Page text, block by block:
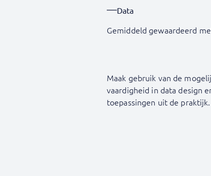
Data
Gemiddeld gewaardeerd
Maak gebruik van de
vaardigheid in data design
toepassingen uit de praktijk.